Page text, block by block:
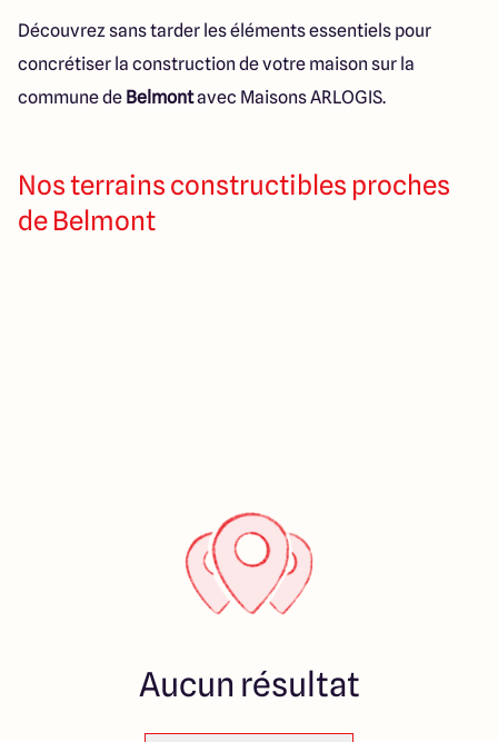
Découvrez sans tarder les éléments essentiels pour
concrétiser la construction de votre maison sur la
commune de Belmontavec Maisons ARLOGIS.
Nos terrains constructibles proches
de Belmont
Aucun résultat